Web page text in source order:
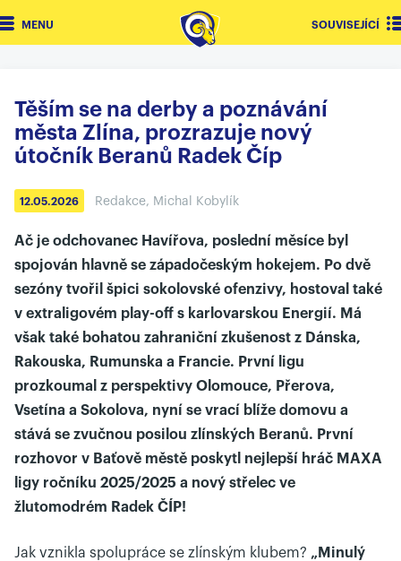
MENU SOUVISEJÍCÍ
Těším se na derby a poznávání
města Zlína, prozrazuje nový
útočník Beranů Radek Číp
12.05.2026 Redakce, Michal Kobylík
Ač je odchovanec Havířova, poslední měsíce byl
spojován hlavně se západočeským hokejem. Po dvě
sezóny tvořil špici sokolovské ofenzivy, hostoval také
v extraligovém play-off s karlovarskou Energií. Má
však také bohatou zahraniční zkušenost z Dánska,
Rakouska, Rumunska a Francie. První ligu
prozkoumal z perspektivy Olomouce, Přerova,
Vsetína a Sokolova, nyní se vrací blíže domovu a
stává se zvučnou posilou zlínských Beranů. První
rozhovor v Baťově městě poskytl nejlepší hráč MAXA
ligy ročníku 2025/2025 a nový střelec ve
žlutomodrém Radek ČÍP!
Jak vznikla spolupráce se zlínským klubem? „Minulý